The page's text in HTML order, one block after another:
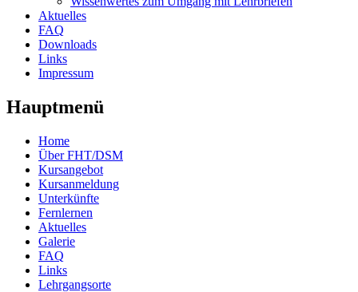
Aktuelles
FAQ
Downloads
Links
Impressum
Hauptmenü
Home
Über FHT/DSM
Kursangebot
Kursanmeldung
Unterkünfte
Fernlernen
Aktuelles
Galerie
FAQ
Links
Lehrgangsorte